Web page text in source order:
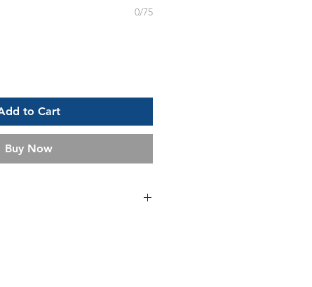
0/75
to Cart
Buy Now